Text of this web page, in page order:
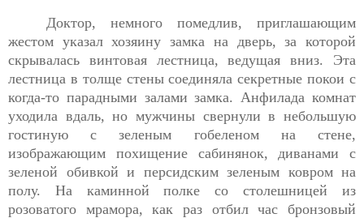
Доктор, немного помедлив, приглашающим
жестом указалхозяину замка на дверь, за которой
скрывалась винтовая лестница, ведущая вниз. Эта
лестница в толще стены соединяла секретные покои с
когда-то парадными залами замка. Анфилада комнат
уходила вдаль, но мужчины свернули в небольшую
гостиную с зеленым гобеленом на стене,
изображающим похищение сабинянок, диванами с
зеленой обивкой и персидским зеленым ковром на
полу. На каминной полке со столешницей из
розоватого мрамора, как раз отбил час бронзовый